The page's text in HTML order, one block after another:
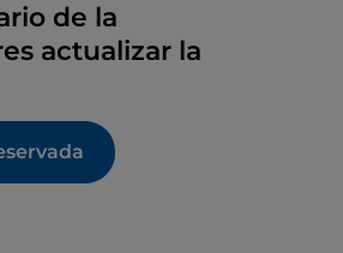
de la
actualizar la